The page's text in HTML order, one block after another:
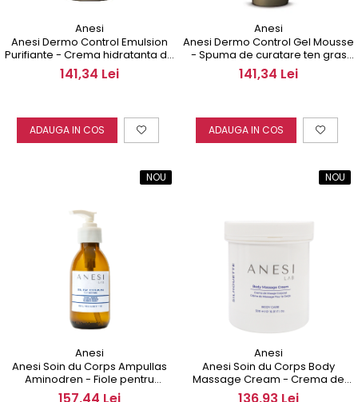
Anesi
Anesi Dermo Control Emulsion
Purifiante - Crema hidratanta de
zi 50 ml
141,34 Lei
ADAUGA IN COS
Anesi
Anesi Dermo Control Gel Mousse
- Spuma de curatare ten gras
200 ml
141,34 Lei
ADAUGA IN COS
NOU
Anesi
Anesi Soin du Corps Ampullas
Aminodren - Fiole pentru
Fermitate si Drenaj 150 ml
157,44 Lei
NOU
Anesi
Anesi Soin du Corps Body
Massage Cream - Crema de
Masaj 500 ml
136,93 Lei